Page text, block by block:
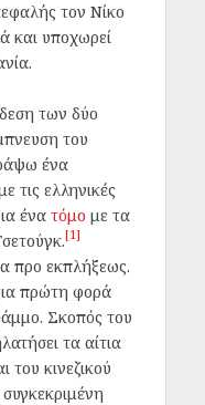
τον Νίκο
και υποχωρεί
των δύο
του
ένα
τις ελληνικές
ένα τόμο με τα
[1]
προ εκπλήξεως.
πρώτη φορά
Σκοπός του
τα αίτια
κινεζικού